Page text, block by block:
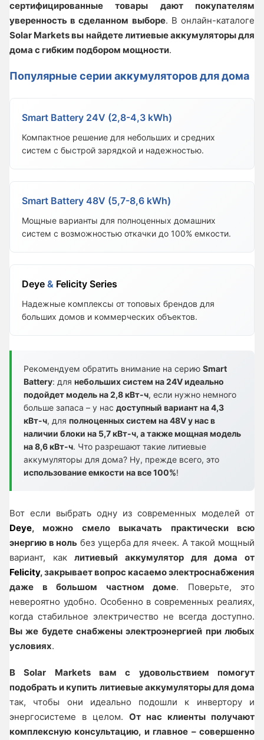
сертифицированные товары дают покупателям
уверенность в сделанном выборе. В онлайн-каталоге
Solar Markets вы найдете литиевые аккумуляторы для
дома с гибким подбором мощности.
Популярные серии аккумуляторов для дома
Smart Battery 24V (2,8-4,3 kWh)
Компактное решение для небольших и средних
систем с быстрой зарядкой и надежностью.
Smart Battery 48V (5,7-8,6 kWh)
Мощные варианты для полноценных домашних
систем с возможностью откачки до 100% емкости.
Deye & Felicity Series
Надежные комплексы от топовых брендов для
больших домов и коммерческих объектов.
Рекомендуем обратить внимание на серию Smart
Battery: для небольших систем на 24V идеально
подойдет модель на 2,8 кВт-ч, если нужно немного
больше запаса – у нас доступный вариант на 4,3
кВт-ч, для полноценных систем на 48V у нас в
наличии блоки на 5,7 кВт-ч, а также мощная модель
на 8,6 кВт-ч. Что разрешают такие литиевые
аккумуляторы для дома? Ну, прежде всего, это
использование емкости на все 100%!
Вот если выбрать одну из современных моделей от
Deye, можно смело выкачать практически всю
энергию в ноль без ущерба для ячеек. А такой мощный
вариант, каклитиевый аккумулятор для дома от
Felicity, закрывает вопрос касаемо электроснабжения
даже в большом частном доме. Поверьте, это
невероятно удобно. Особенно в современных реалиях,
когда стабильное электричество не всегда доступно.
Вы же будете снабжены электроэнергией при любых
условиях.
В Solar Markets вам с удовольствием помогут
подобрать и купить литиевые аккумуляторы для дома
так, чтобы они идеально подошли к инвертору и
энергосистеме в целом. От нас клиенты получают
комплексную консультацию, и главное – совершенно